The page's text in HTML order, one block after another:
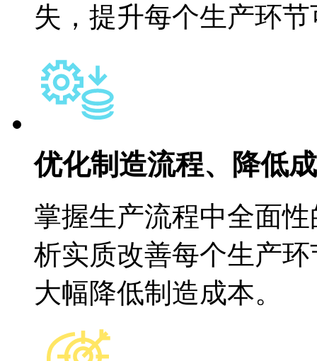
失，提升每个生产环
优化制造流程、降低
掌握生产流程中全面
析实质改善每个生产
大幅降低制造成本。